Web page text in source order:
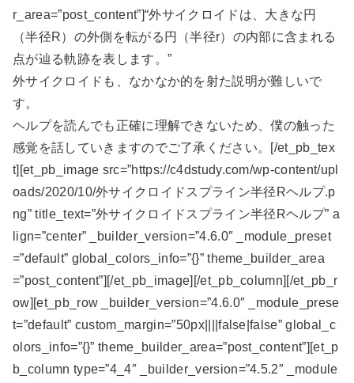
r_area=”post_content”]“外サイクロイドは、大きな円
（半径R）の外側を転がる円（半径r）の内部に含まれる
点が辿る軌跡を表します。”
外サイクロイドも、なかなか的を射た説明が難しいで
す。
ヘルプを読んでも正確に理解できないため、僕の触った
感覚を話していきますのでご了承ください。[/et_pb_tex
t][et_pb_image src=”https://c4dstudy.com/wp-content/upl
oads/2020/10/外サイクロイドスプライン半径Rヘルプ.p
ng” title_text=”外サイクロイドスプライン半径Rヘルプ” a
lign=”center” _builder_version=”4.6.0″ _module_preset
=”default” global_colors_info=”{}” theme_builder_area
=”post_content”][/et_pb_image][/et_pb_column][/et_pb_r
ow][et_pb_row _builder_version=”4.6.0″ _module_prese
t=”default” custom_margin=”50px||||false|false” global_c
olors_info=”{}” theme_builder_area=”post_content”][et_p
b_column type=”4_4″ _builder_version=”4.5.2″ _module